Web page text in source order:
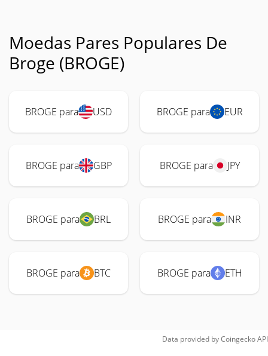
Moedas Pares Populares De
Broge (BROGE)
BROGE para USD BROGE para EUR
BROGE para GBP BROGE para JPY
BROGE para BRL BROGE para INR
BROGE para BTC BROGE para ETH
Data provided byCoingeckoAPI